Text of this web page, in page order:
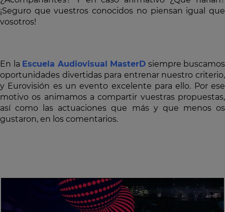
¡Seguro que vuestros conocidos no piensan igual que
vosotros!
En la Escuela Audiovisual MasterD siempre buscamos
oportunidades divertidas para entrenar nuestro criterio,
y Eurovisión es un evento excelente para ello. Por ese
motivo os animamos a compartir vuestras propuestas,
así como las actuaciones que más y que menos os
gustaron, en los comentarios.